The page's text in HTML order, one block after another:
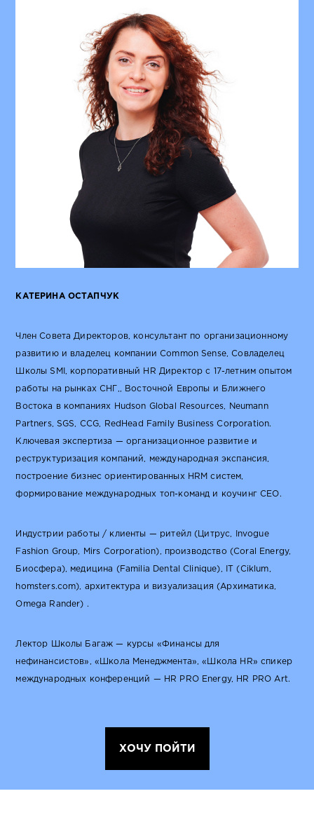
КАТЕРИНА ОСТАПЧУК
Член Совета Директоров, консультант по организационному
развитию и владелец компании Common Sense, Совладелец
Школы SMI, корпоративный HR Директор с 17-летним опытом
работы на рынках СНГ,, Восточной Европы и Ближнего
Востока в компаниях Hudson Global Resources, Neumann
Partners, SGS, CCG, RedHead Family Business Corporation.
Ключевая экспертиза — организационное развитие и
реструктуризация компаний, международная экспансия,
построение бизнес ориентированных HRM систем,
формирование международных топ-команд и коучинг CEO.
Индустрии работы / клиенты — ритейл (Цитруc, Invogue
Fashion Group, Mirs Corporation), производство (Coral Energy,
Биосфера), медицина (Familia Dental Clinique), IT (Ciklum,
homsters.com), архитектура и визуализация (Архиматика,
Omega Rander) .
Лектор Школы Багаж — курсы «Финансы для
нефинансистов», «Школа Менеджмента», «Школа HR» спикер
международных конференций — HR PRO Energy, HR PRO Art.
ХОЧУ ПОЙТИ